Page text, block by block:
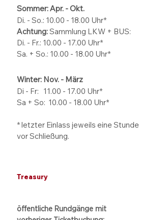
Sommer: Apr. - Okt.
Di. - So.: 10.00 - 18.00 Uhr*
Achtung:Sammlung LKW + BUS:
Di. - Fr.: 10.00 - 17.00 Uhr*
Sa. + So.: 10.00 - 18.00 Uhr*
Winter: Nov. - März
Di - Fr: 11.00 - 17.00 Uhr*
Sa + So: 10.00 - 18.00 Uhr*
* letzter Einlass jeweils eine Stunde
vor Schließung.
Treasury
öffentliche Rundgänge mit